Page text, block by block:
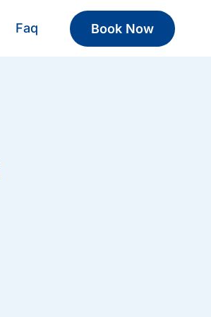
Faq Book Now